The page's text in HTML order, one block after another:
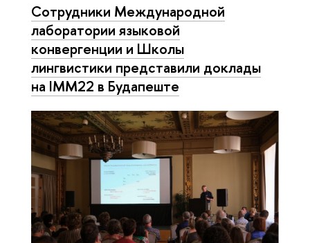
Сотрудники Международной
лаборатории языковой
конвергенции и Школы
лингвистики представили доклады
на IMM22 в Будапеште